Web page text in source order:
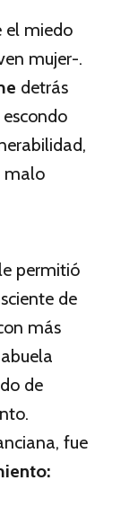
el miedo
mujer-.
detrás
malo
permitió
de
más
de
fue